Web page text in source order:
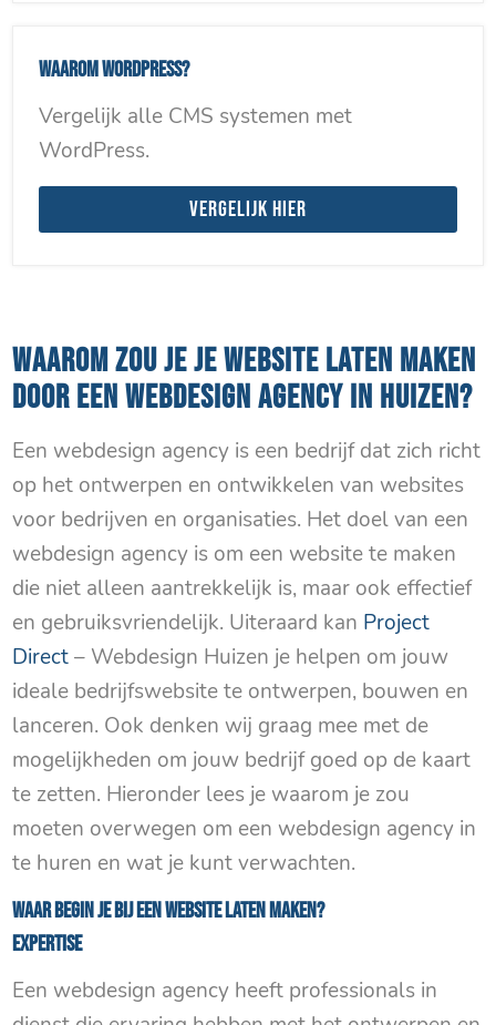
Waarom WordPress?
Vergelijk alle CMS systemen met
WordPress.
Vergelijk hier
WAAROM ZOU JE JE WEBSITE LATEN MAKEN
DOOR EEN WEBDESIGN AGENCY IN HUIZEN?
Een webdesign agency is een bedrijf dat zich richt
op het ontwerpen en ontwikkelen van websites
voor bedrijven en organisaties. Het doel van een
webdesign agency is om een website te maken
die niet alleen aantrekkelijk is, maar ook effectief
en gebruiksvriendelijk. Uiteraard kan Project
Direct– Webdesign Huizen je helpen om jouw
ideale bedrijfswebsite te ontwerpen, bouwen en
lanceren. Ook denken wij graag mee met de
mogelijkheden om jouw bedrijf goed op de kaart
te zetten. Hieronder lees je waarom je zou
moeten overwegen om een webdesign agency in
te huren en wat je kunt verwachten.
Waar begin je bij een Website laten maken?
Expertise
Een webdesign agency heeft professionals in